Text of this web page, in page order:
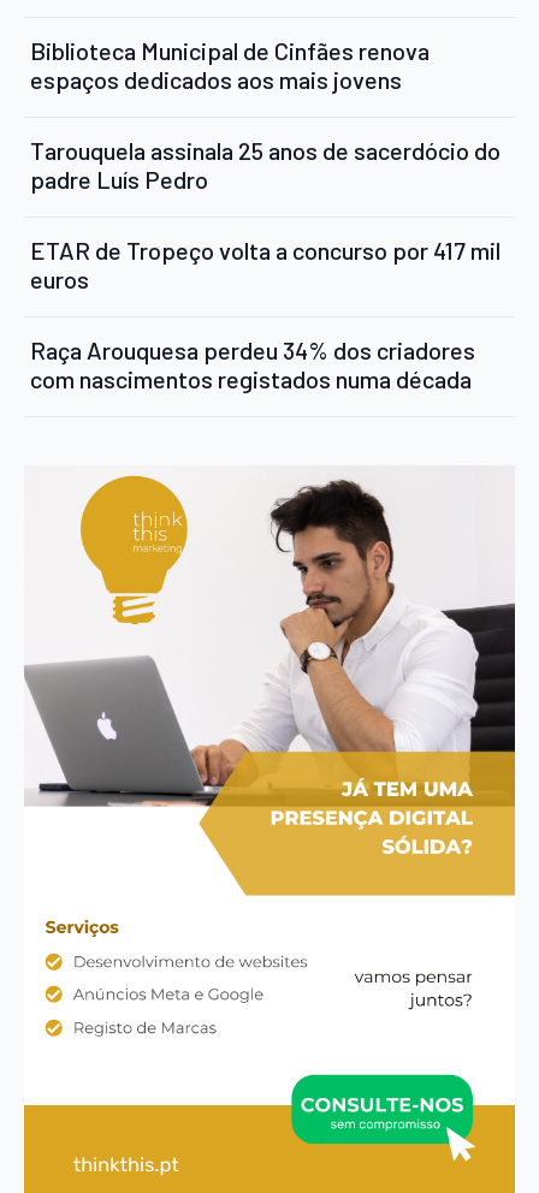
Biblioteca Municipal de Cinfães renova
espaços dedicados aos mais jovens
Tarouquela assinala 25 anos de sacerdócio do
padre Luís Pedro
ETAR de Tropeço volta a concurso por 417 mil
euros
Raça Arouquesa perdeu 34% dos criadores
com nascimentos registados numa década